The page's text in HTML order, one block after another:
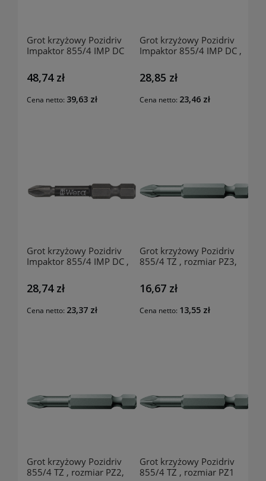
Grot krzyżowy Pozidriv
Impaktor 855/4 IMP DC
181300104 WERA
48,74 zł
Cena netto: 39,63 zł
Grot krzyżowy Pozidriv
Impaktor 855/4 IMP DC ,
181270208 WERA
28,85 zł
Cena netto: 23,46 zł
Grot krzyżowy Pozidriv
Impaktor 855/4 IMP DC ,
181270109 WERA
28,74 zł
Cena netto: 23,37 zł
Grot krzyżowy Pozidriv
855/4 TZ , rozmiar PZ3,
16,67 zł
Cena netto: 13,55 zł
Grot krzyżowy Pozidriv
855/4 TZ , rozmiar PZ2,
Grot krzyżowy Pozidriv
855/4 TZ , rozmiar PZ1